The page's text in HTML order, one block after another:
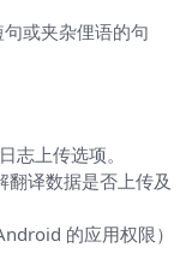
或夹杂俚语的句
志上传选项。
译数据是否上传及
的应用权限）